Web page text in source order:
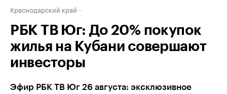
Краснодарский край
РБК ТВ Юг: До 20% покупок
жилья на Кубани совершают
инвесторы
Эфир РБК ТВ Юг 26 августа: эксклюзивное